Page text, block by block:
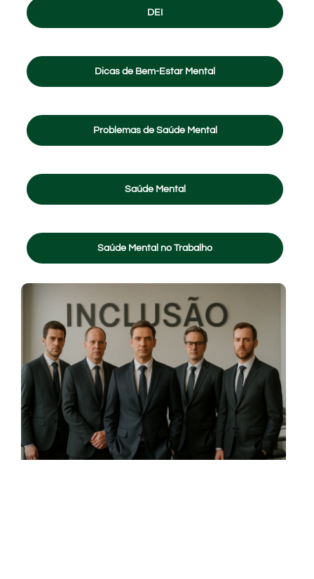
DEI
Dicas de Bem-Estar Mental
Problemas de Saúde Mental
Saúde Mental
Saúde Mental no Trabalho